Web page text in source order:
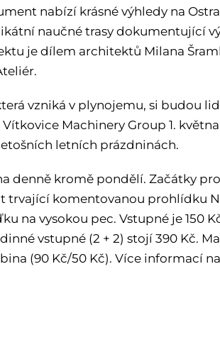
nabízí krásné výhledy na
naučné trasy dokumentující
je dílem architektů Milana
vzniká v plynojemu, si budou
Machinery Group 1.
letních prázdninách.
denně kromě pondělí. Začátky
trvající komentovanou prohlídku
na vysokou pec. Vstupné je 150
vstupné (2 + 2) stojí 390 Kč.
(90 Kč/50 Kč). Více informací na